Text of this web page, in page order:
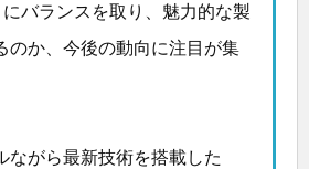
バランスを取り、魅力的な製
のか、今後の動向に注目が集
ながら最新技術を搭載した